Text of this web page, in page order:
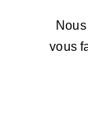
vous